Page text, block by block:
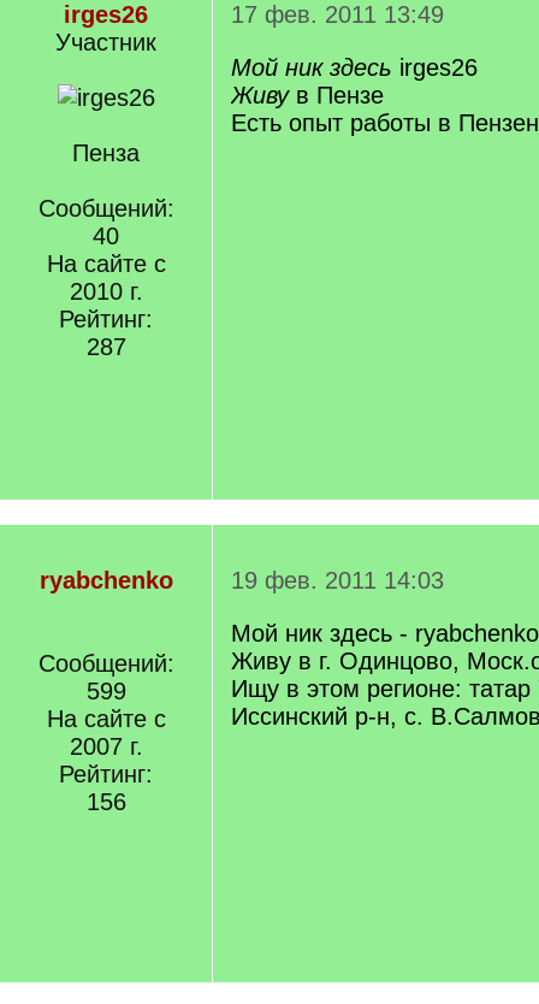
irges26
Участник
Пенза
Сообщений:
40
На сайте с
2010 г.
Рейтинг:
287
17 фев. 2011 13:49
Мой ник здесь irges26
Живу в Пензе
Есть опыт работы в
ryabchenko
Сообщений:
599
На сайте с
2007 г.
Рейтинг:
156
19 фев. 2011 14:03
Мой ник здесь - ryabchenko
Живу в г. Одинцово,
Ищу в этом регионе:
Иссинский р-н, с.